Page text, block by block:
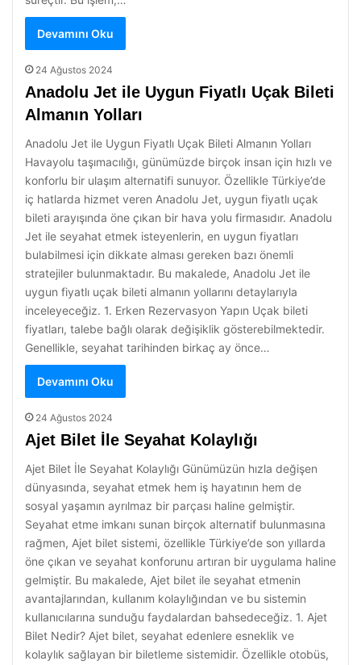
Devamını Oku
24 Ağustos 2024
Anadolu Jet ile Uygun Fiyatlı Uçak Bileti
Almanın Yolları
Anadolu Jet ile Uygun Fiyatlı Uçak Bileti Almanın Yolları
Havayolu taşımacılığı, günümüzde birçok insan için hızlı ve
konforlu bir ulaşım alternatifi sunuyor. Özellikle Türkiye’de
iç hatlarda hizmet veren Anadolu Jet, uygun fiyatlı uçak
bileti arayışında öne çıkan bir hava yolu firmasıdır. Anadolu
Jet ile seyahat etmek isteyenlerin, en uygun fiyatları
bulabilmesi için dikkate alması gereken bazı önemli
stratejiler bulunmaktadır. Bu makalede, Anadolu Jet ile
uygun fiyatlı uçak bileti almanın yollarını detaylarıyla
inceleyeceğiz. 1. Erken Rezervasyon Yapın Uçak bileti
fiyatları, talebe bağlı olarak değişiklik gösterebilmektedir.
Genellikle, seyahat tarihinden birkaç ay önce…
Devamını Oku
24 Ağustos 2024
Ajet Bilet İle Seyahat Kolaylığı
Ajet Bilet İle Seyahat Kolaylığı Günümüzün hızla değişen
dünyasında, seyahat etmek hem iş hayatının hem de
sosyal yaşamın ayrılmaz bir parçası haline gelmiştir.
Seyahat etme imkanı sunan birçok alternatif bulunmasına
rağmen, Ajet bilet sistemi, özellikle Türkiye’de son yıllarda
öne çıkan ve seyahat konforunu artıran bir uygulama haline
gelmiştir. Bu makalede, Ajet bilet ile seyahat etmenin
avantajlarından, kullanım kolaylığından ve bu sistemin
kullanıcılarına sunduğu faydalardan bahsedeceğiz. 1. Ajet
Bilet Nedir? Ajet bilet, seyahat edenlere esneklik ve
kolaylık sağlayan bir biletleme sistemidir. Özellikle otobüs,